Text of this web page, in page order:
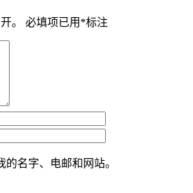
。 必填项已用 *标注
名字、电邮和网站。